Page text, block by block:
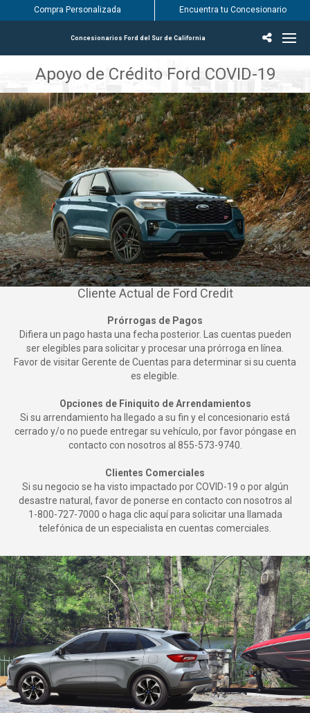
Concesionarios Ford del Sur de California
Compra Personalizada Encuentra tu Concesionario
Apoyo de Crédito Ford COVID-19
Cliente Actual de Ford Credit
Prórrogas de Pagos
Difiera un pago hasta una fecha posterior. Las cuentas pueden
ser elegibles para solicitar y procesar una prórroga en línea.
Favor de visitar Gerente de Cuentas para determinar si su cuenta
es elegible.
Opciones de Finiquito de Arrendamientos
Si su arrendamiento ha llegado a su fin y el concesionario está
cerrado y/o no puede entregar su vehículo, por favor póngase en
contacto con nosotros al 855-573-9740
Clientes Comerciales
Si su negocio se ha visto impactado por COVID-19 o por algún
desastre natural, favor de ponerse en contacto con nosotros al
1-800-727-7000 o haga clic aquí para solicitar una llamada
telefónica de un especialista en cuentas comerciales.